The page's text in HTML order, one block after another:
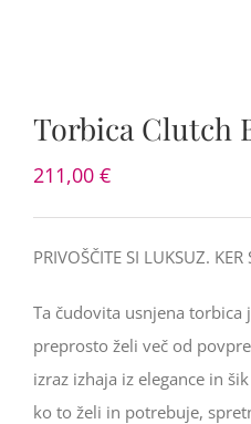
Torbica Clutch
211,00 €
PRIVOŠČITE SI LUKSUZ.
Ta čudovita usnjena torbica
preprosto želi več od
izraz izhaja iz elegance in
ko to želi in potrebuje,